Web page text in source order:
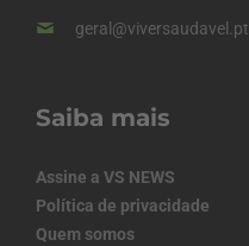
geral@viversaudavel.pt
Saiba mais
Assine a VS NEWS
Política de privacidade
Quem somos